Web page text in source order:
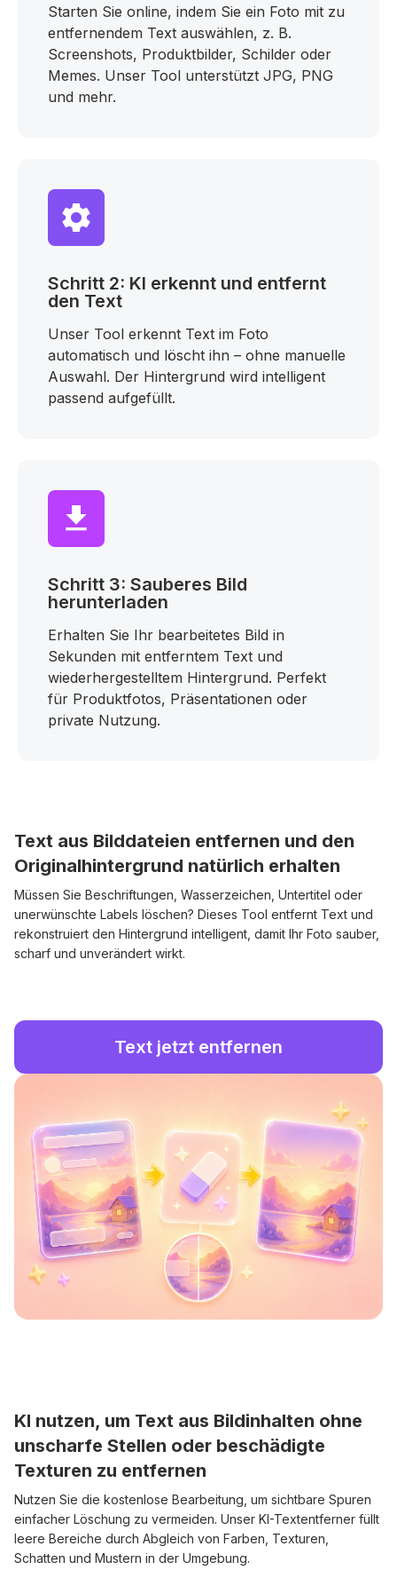
Starten Sie online, indem Sie ein Foto mit zu
entfernendem Text auswählen, z. B.
Screenshots, Produktbilder, Schilder oder
Memes. Unser Tool unterstützt JPG, PNG
und mehr.
Schritt 2: KI erkennt und entfernt
den Text
Unser Tool erkennt Text im Foto
automatisch und löscht ihn – ohne manuelle
Auswahl. Der Hintergrund wird intelligent
passend aufgefüllt.
Schritt 3: Sauberes Bild
herunterladen
Erhalten Sie Ihr bearbeitetes Bild in
Sekunden mit entferntem Text und
wiederhergestelltem Hintergrund. Perfekt
für Produktfotos, Präsentationen oder
private Nutzung.
Text aus Bilddateien entfernen und den
Originalhintergrund natürlich erhalten
Müssen Sie Beschriftungen, Wasserzeichen, Untertitel oder
unerwünschte Labels löschen? Dieses Tool entfernt Text und
rekonstruiert den Hintergrund intelligent, damit Ihr Foto sauber,
scharf und unverändert wirkt.
Text jetzt entfernen
KI nutzen, um Text aus Bildinhalten ohne
unscharfe Stellen oder beschädigte
Texturen zu entfernen
Nutzen Sie die kostenlose Bearbeitung, um sichtbare Spuren
einfacher Löschung zu vermeiden. Unser KI-Textentferner füllt
leere Bereiche durch Abgleich von Farben, Texturen,
Schatten und Mustern in der Umgebung.